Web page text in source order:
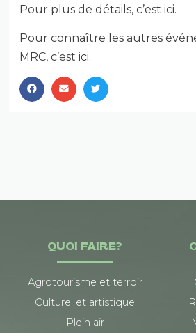
Pour plus de détails, c’est ici.
Pour connaître les autres
MRC, c’est ici.
QUOI FAIRE?
Agrotourisme et terroir
Culturel et artistique
Plein air